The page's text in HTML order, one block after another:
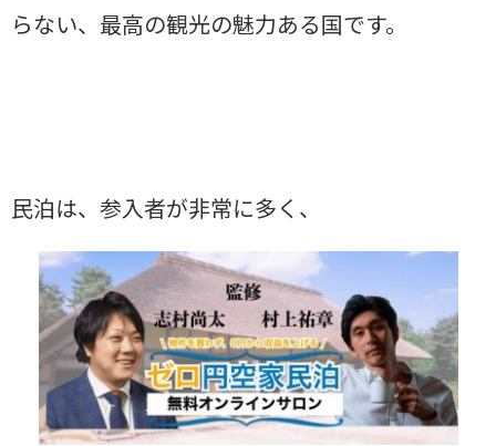
らない、最高の観光の魅力ある国です。
民泊は、参入者が非常に多く、